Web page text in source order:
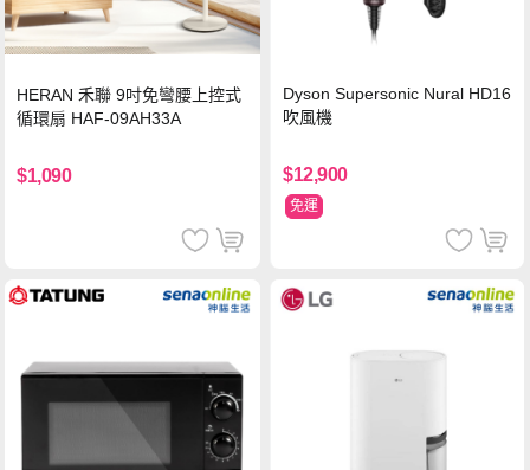
HERAN 禾聯 9吋免彎腰上控式
循環扇 HAF-09AH33A
$1,090
Dyson Supersonic Nural HD16
吹風機
$12,900
免運